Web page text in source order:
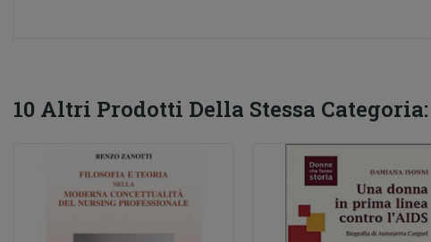
10 Altri Prodotti Della Stessa Categoria: